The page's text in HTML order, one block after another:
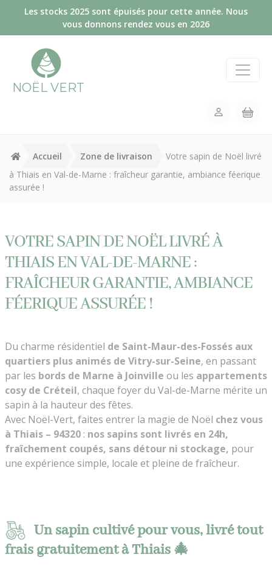
Panneau de gestion des cookies
Les stocks 2025 sont épuisés pour cette année. Nous
vous donnons rendez vous en 2026
NOËL VERT
Accueil Zone de livraison
Votre sapin de Noël livré
à Thiais en Val-de-Marne : fraîcheur garantie, ambiance féerique
assurée !
VOTRE SAPIN DE NOËL LIVRÉ À
THIAIS EN VAL-DE-MARNE :
FRAÎCHEUR GARANTIE, AMBIANCE
FÉERIQUE ASSURÉE !
Du charme résidentiel de Saint-Maur-des-Fossés aux
quartiers plus animés de Vitry-sur-Seine, en passant
par les bords de Marne à Joinville ou les appartements
cosy de Créteil, chaque foyer du Val-de-Marne mérite un
sapin à la hauteur des fêtes.
Avec Noël-Vert, faites entrer la magie de Noël chez vous
à Thiais – 94320 : nos sapins sont livrés en 24h,
fraîchement coupés, sans détour ni stockage, pour
une expérience simple, locale et pleine de fraîcheur.
Un sapin cultivé pour vous, livré tout
frais gratuitement à Thiais 🎄